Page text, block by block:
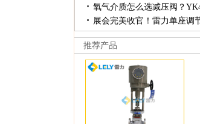
氧气介质怎么选减压阀？
推荐产品